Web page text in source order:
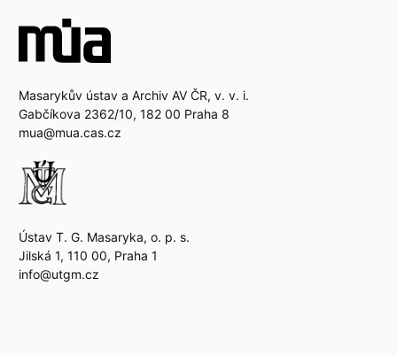
Masarykův ústav a Archiv AV ČR, v. v. i.
Gabčíkova 2362/10, 182 00 Praha 8
mua@mua.cas.cz
Ústav T. G. Masaryka, o. p. s.
Jilská 1, 110 00, Praha 1
info@utgm.cz